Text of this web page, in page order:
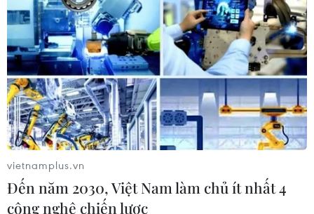
vietnamplus.vn
Đến năm 2030, Việt Nam làm chủ ít nhất 4
công nghệ chiến lược